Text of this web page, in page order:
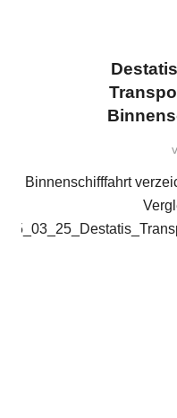
Die Binnenschifffahrt